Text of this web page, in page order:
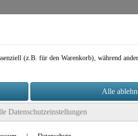
(z.B. für den Warenkorb), während
Datenschutzeinstellungen